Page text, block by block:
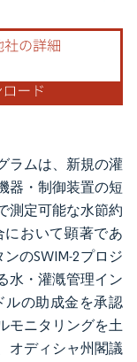
表示が必要です。
ラムは、新規の灌
器・制御装置の短
測定可能な水節約
おいて顕著であ
のSWIM-2プロジ
水・灌漑管理イン
ルの助成金を承認
モニタリングを土
オディシャ州閣議